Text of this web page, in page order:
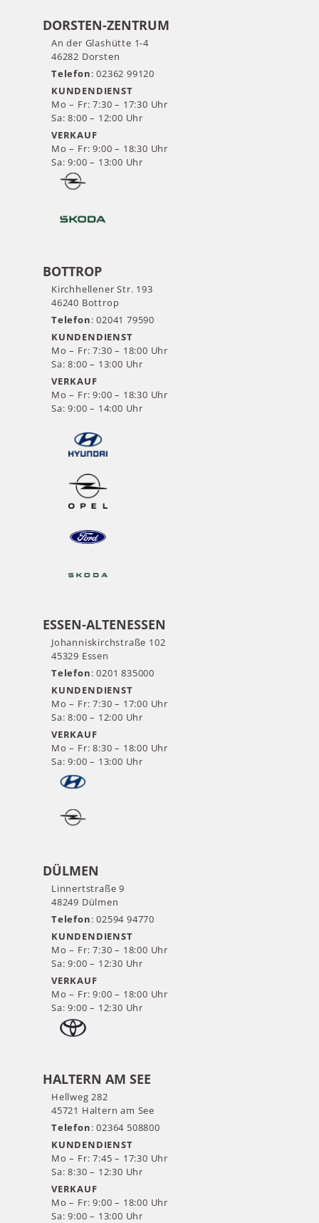
DORSTEN-ZENTRUM
An der Glashütte 1-4
46282 Dorsten
Telefon: 02362 99120
KUNDENDIENST
Mo – Fr: 7:30 – 17:30 Uhr
Sa: 8:00 – 12:00 Uhr
VERKAUF
Mo – Fr: 9:00 – 18:30 Uhr
Sa: 9:00 – 13:00 Uhr
BOTTROP
Kirchhellener Str. 193
46240 Bottrop
Telefon: 02041 79590
KUNDENDIENST
Mo – Fr: 7:30 – 18:00 Uhr
Sa: 8:00 – 13:00 Uhr
VERKAUF
Mo – Fr: 9:00 – 18:30 Uhr
Sa: 9:00 – 14:00 Uhr
ESSEN-ALTENESSEN
Johanniskirchstraße 102
45329 Essen
Telefon: 0201 835000
KUNDENDIENST
Mo – Fr: 7:30 – 17:00 Uhr
Sa: 8:00 – 12:00 Uhr
VERKAUF
Mo – Fr: 8:30 – 18:00 Uhr
Sa: 9:00 – 13:00 Uhr
DÜLMEN
Linnertstraße 9
48249 Dülmen
Telefon: 02594 94770
KUNDENDIENST
Mo – Fr: 7:30 – 18:00 Uhr
Sa: 9:00 – 12:30 Uhr
VERKAUF
Mo – Fr: 9:00 – 18:00 Uhr
Sa: 9:00 – 12:30 Uhr
HALTERN AM SEE
Hellweg 282
45721 Haltern am See
Telefon: 02364 508800
KUNDENDIENST
Mo – Fr: 7:45 – 17:30 Uhr
Sa: 8:30 – 12:30 Uhr
VERKAUF
Mo – Fr: 9:00 – 18:00 Uhr
Sa: 9:00 – 13:00 Uhr